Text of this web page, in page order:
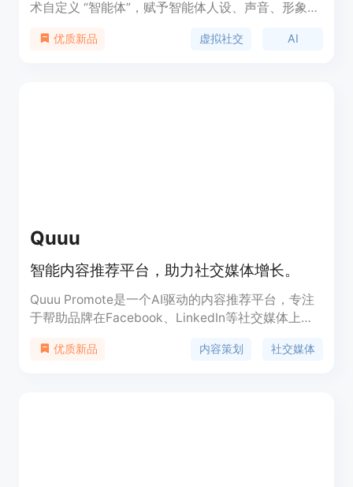
术自定义 “智能体”，赋予智能体人设、声音、形象并
树洞倾诉等情绪价值类需求。核心功能包括自定义智
优质新品 虚拟社交 AI
Quuu
智能内容推荐平台，助力社交媒体增长。
Quuu Promote是一个AI驱动的内容推荐平台，专注
于帮助品牌在Facebook、LinkedIn等社交媒体上自
受众行为，提供个性化的内容推荐，帮助用户节省寻
优质新品 内容策划 社交媒体